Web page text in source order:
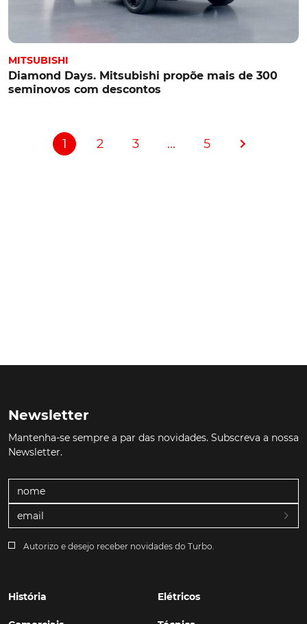
MITSUBISHI
Diamond Days. Mitsubishi propõe mais de 300
seminovos com descontos
1 2 3 ... 5
Newsletter
Mantenha-se sempre a par das novidades. Subscreva a nossa
Newsletter.
Autorizo e desejo receber novidades do Turbo.
História Elétricos